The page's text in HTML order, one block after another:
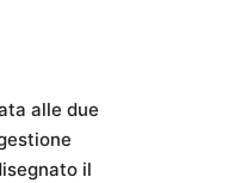
alle due
il